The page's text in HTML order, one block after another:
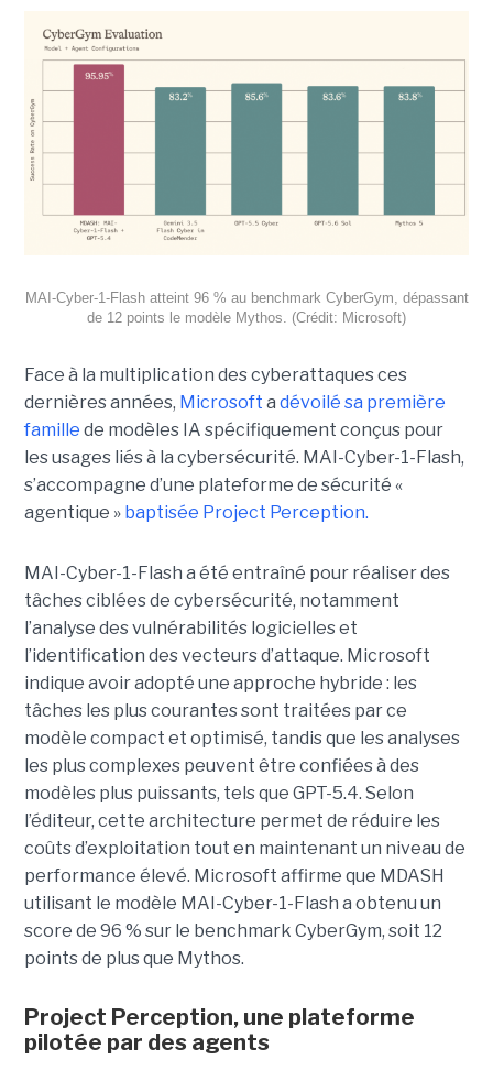
MAI-Cyber-1-Flash atteint 96 % au benchmark CyberGym, dépassant
de 12 points le modèle Mythos. (Crédit: Microsoft)
Face à la multiplication des cyberattaques ces
dernières années, Microsoft a dévoilé sa première
famille de modèles IA spécifiquement conçus pour
les usages liés à la cybersécurité. MAI-Cyber-1-Flash,
s’accompagne d’une plateforme de sécurité «
agentique » baptisée Project Perception.
MAI-Cyber-1-Flash a été entraîné pour réaliser des
tâches ciblées de cybersécurité, notamment
l’analyse des vulnérabilités logicielles et
l’identification des vecteurs d’attaque. Microsoft
indique avoir adopté une approche hybride : les
tâches les plus courantes sont traitées par ce
modèle compact et optimisé, tandis que les analyses
les plus complexes peuvent être confiées à des
modèles plus puissants, tels que GPT-5.4. Selon
l’éditeur, cette architecture permet de réduire les
coûts d’exploitation tout en maintenant un niveau de
performance élevé. Microsoft affirme que MDASH
utilisant le modèle MAI-Cyber-1-Flash a obtenu un
score de 96 % sur le benchmark CyberGym, soit 12
points de plus que Mythos.
Project Perception, une plateforme
pilotée par des agents